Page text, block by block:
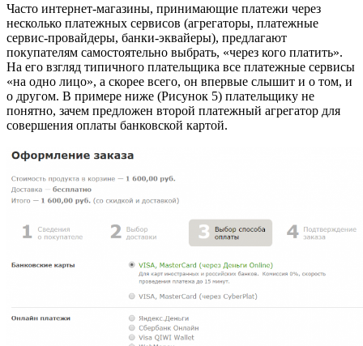
Часто интернет-магазины, принимающие платежи через
несколько платежных сервисов (агрегаторы, платежные
сервис-провайдеры, банки-эквайеры), предлагают
покупателям самостоятельно выбрать, «через кого платить».
На его взгляд типичного плательщика все платежные сервисы
«на одно лицо», а скорее всего, он впервые слышит и о том, и
о другом. В примере ниже (Рисунок 5) плательщику не
понятно, зачем предложен второй платежный агрегатор для
совершения оплаты банковской картой.